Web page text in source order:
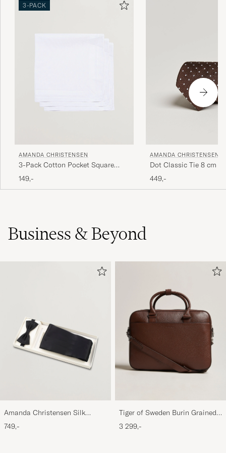
gennem generationer.
3-PACK
AMANDA CHRISTENSEN
3-Pack Cotton Pocket Square
White
149,-
AMANDA CHRISTENSEN
Dot Classic Tie 8 cm
449,-
Business & Beyond
Amanda Christensen Silk
749,-
Tiger of Sweden Burin Grained
Leather Briefcase Brown
3 299,-